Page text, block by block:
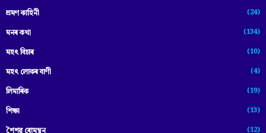
ভ্ৰমণ কাহিনী (24)
মনৰ কথা (134)
মহৎ বিচাৰ (10)
মহৎ লোকৰ বাণী (4)
লিমাৰিক (19)
শিক্ষা (13)
(12)